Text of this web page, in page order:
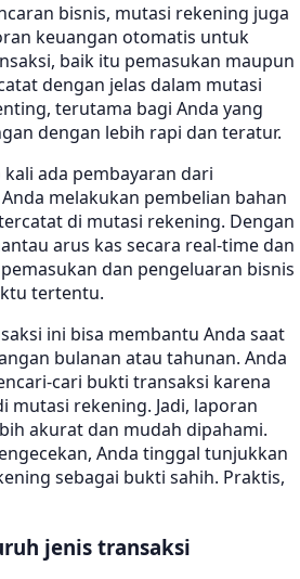
bisnis, mutasi rekening juga
keuangan otomatis untuk
baik itu pemasukan maupun
dengan jelas dalam mutasi
terutama bagi Anda yang
dengan lebih rapi dan teratur.
kali ada pembayaran dari
melakukan pembelian bahan
di mutasi rekening. Dengan
arus kas secara real-time dan
dan pengeluaran bisnis
tertentu.
ini bisa membantu Anda saat
bulanan atau tahunan. Anda
cari bukti transaksi karena
mutasi rekening. Jadi, laporan
akurat dan mudah dipahami.
Anda tinggal tunjukkan
sebagai bukti sahih. Praktis,
jenis transaksi